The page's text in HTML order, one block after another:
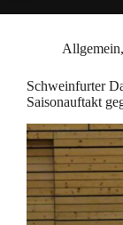
Allgemein,
Schweinfurter
Saisonauftakt